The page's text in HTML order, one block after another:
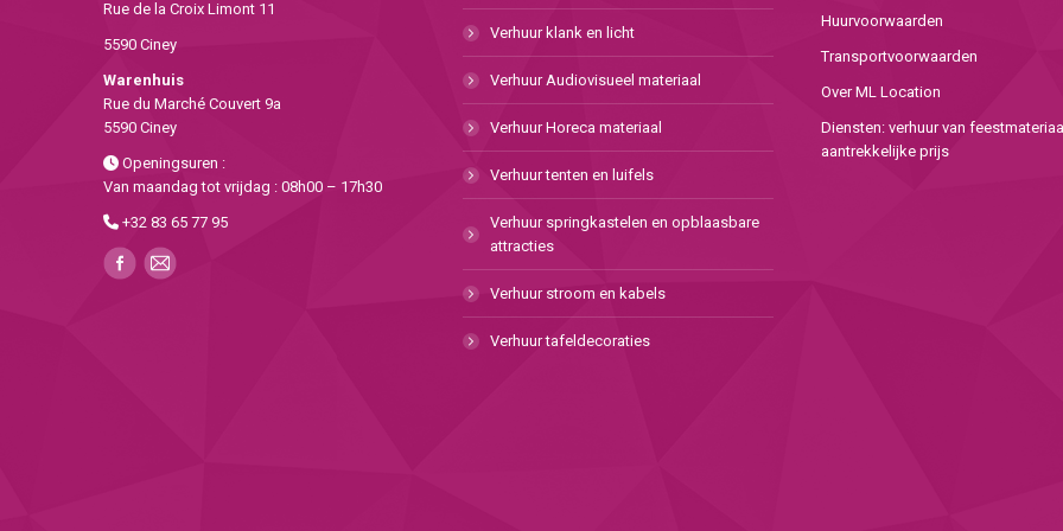
Rue de la Croix Limont 11
5590 Ciney
Warenhuis
Rue du Marché Couvert 9a
5590 Ciney
Openingsuren :
Van maandag tot vrijdag : 08h00 – 17h30
+32 83 65 77 95
Verhuur klank en licht
Verhuur Audiovisueel materiaal
Verhuur Horeca materiaal
Verhuur tenten en luifels
Verhuur springkastelen en opblaasbare
attracties
Verhuur stroom en kabels
Verhuur tafeldecoraties
Huurvoorwaarden
Transportvoorwaarden
Over ML Location
Diensten: verhuur van
aantrekkelijke prijs